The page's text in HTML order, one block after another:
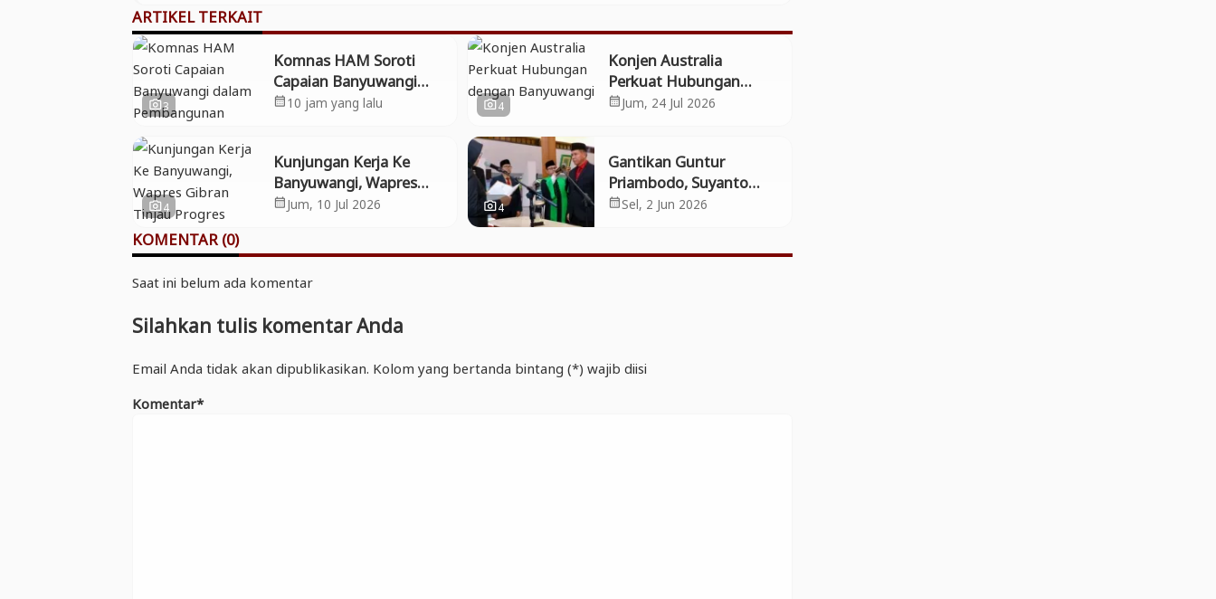
ARTIKEL TERKAIT
photo_camera3
Komnas HAM Soroti
Capaian Banyuwangi
dalam Pembangunan
calendar_month10 jam yang lalu photo_camera4
Konjen Australia
Perkuat Hubungan
dengan Banyuwangi
calendar_monthJum, 24 Jul 2026
photo_camera4
Kunjungan Kerja Ke
Banyuwangi, Wapres
Gibran Tinjau Progres
calendar_monthJum, 10 Jul 2026 photo_camera4
Gantikan Guntur
Priambodo, Suyanto
Waspo Tondo
Banyuwangi
calendar_monthSel, 2 Jun 2026
KOMENTAR (0)
Saat ini belum ada komentar
Silahkan tulis komentar Anda
Email Anda tidak akan dipublikasikan. Kolom yang bertanda bintang (*) wajib diisi
Komentar*